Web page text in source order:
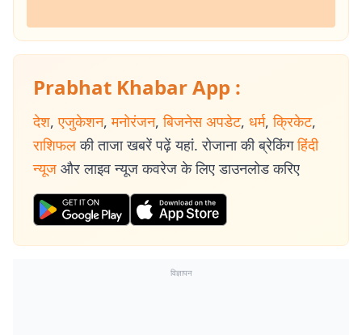
Prabhat Khabar App :
देश, एजुकेशन, मनोरंजन, बिजनेस अपडेट, धर्म, क्रिकेट,
राशिफल की ताजा खबरें पढ़ें यहां. रोजाना की ब्रेकिंग हिंदी
न्यूज और लाइव न्यूज कवरेज के लिए डाउनलोड करिए
विज्ञापन